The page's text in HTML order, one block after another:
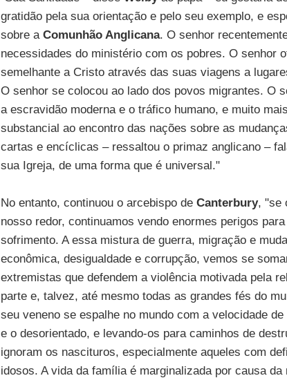
gratidão pela sua orientação e pelo seu exemplo, e
sobre a Comunhão Anglicana. O senhor
necessidades do ministério com os pobres. O senhor
semelhante a Cristo através das suas viagens a
O senhor se colocou ao lado dos povos migrantes. O
a escravidão moderna e o tráfico humano, e muito
substancial ao encontro das nações sobre as
cartas e encíclicas – ressaltou o primaz anglicano –
sua Igreja, de uma forma que é universal."
No entanto, continuou o arcebispo de Canterbury, "se
nosso redor, continuamos vendo enormes perigos
sofrimento. A essa mistura de guerra, migração e
econômica, desigualdade e corrupção, vemos se
extremistas que defendem a violência motivada pela
parte e, talvez, até mesmo todas as grandes fés do
seu veneno se espalhe no mundo com a velocidade
e o desorientado, e levando-os para caminhos de
ignoram os nascituros, especialmente aqueles com
idosos. A vida da família é marginalizada por causa